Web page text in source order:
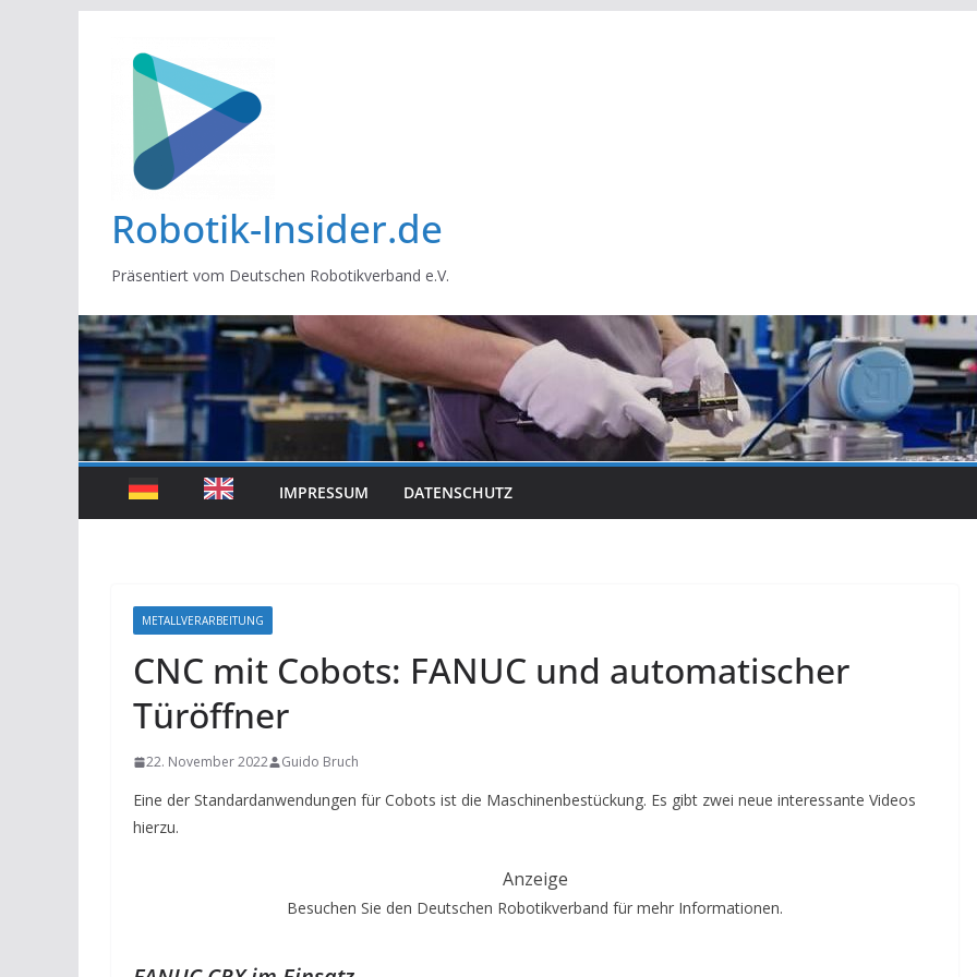
springen
Robotik-Insider.de
Präsentiert vom Deutschen Robotikverband e.V.
IMPRESSUM DATENSCHUTZ
METALLVERARBEITUNG
CNC mit Cobots: FANUC und automatischer
Türöffner
22. November 2022 Guido Bruch
Eine der Standardanwendungen für Cobots ist die Maschinenbestückung. Es gibt zwei neue interessante Videos
hierzu.
Anzeige
Besuchen Sie den Deutschen Robotikverband für mehr Informationen.